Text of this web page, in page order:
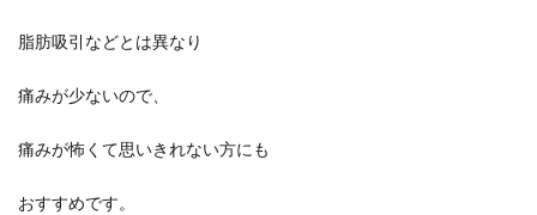
脂肪吸引などとは異なり
痛みが少ないので、
痛みが怖くて思いきれない方にも
おすすめです。